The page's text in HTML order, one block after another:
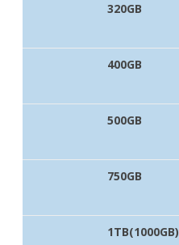
320GB
400GB
500GB
750GB
1TB(1000GB)